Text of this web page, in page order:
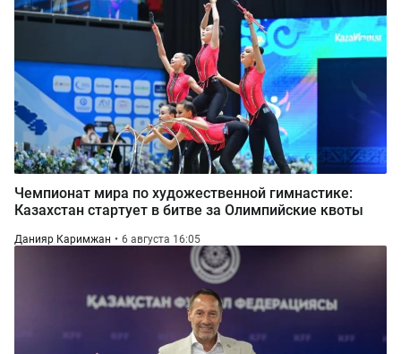
Чемпионат мира по художественной гимнастике:
Казахстан стартует в битве за Олимпийские квоты
Данияр Каримжан 6 августа 16:05